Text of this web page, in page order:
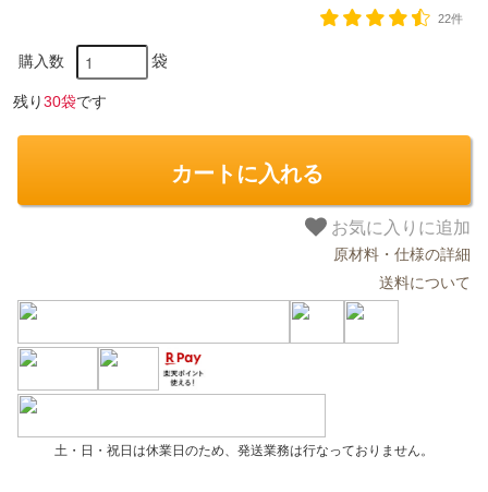
22件
購入数 袋
残り30袋です
カートに入れる
お気に入りに追加
原材料・仕様の詳細
送料について
土・日・祝日は休業日のため、発送業務は行なっておりません。